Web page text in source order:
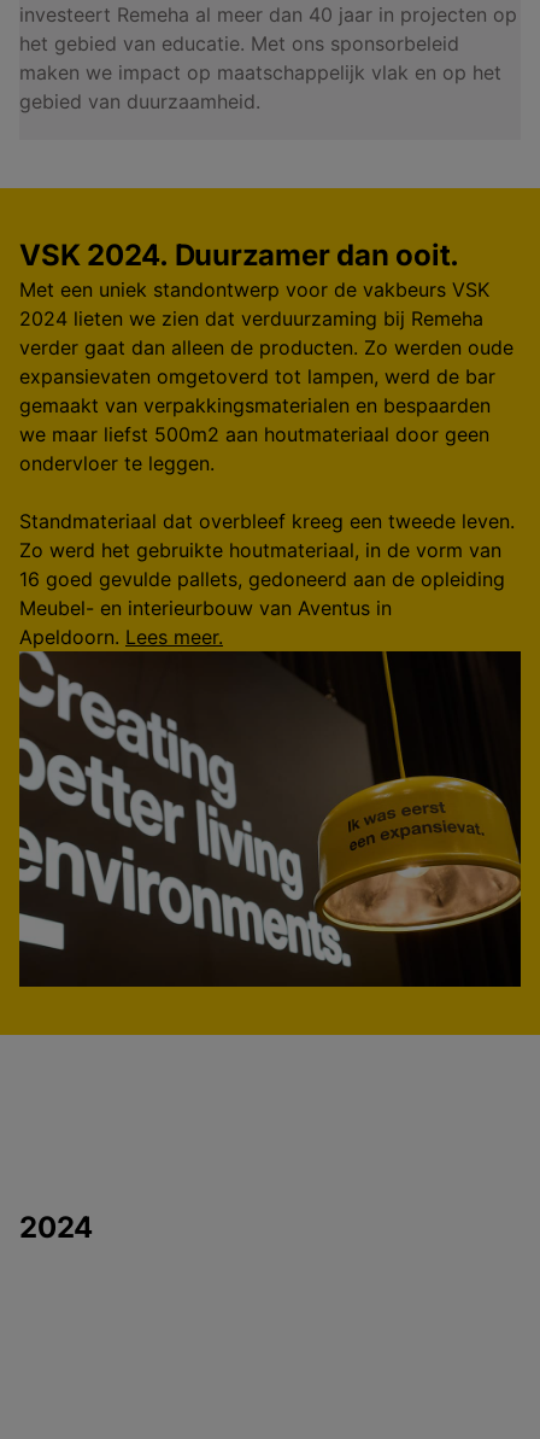
investeert Remeha al meer dan 40 jaar in projecten op
het gebied van educatie. Met ons sponsorbeleid
maken we impact op maatschappelijk vlak en op het
gebied van duurzaamheid.
VSK 2024. Duurzamer dan ooit.
Met een uniek standontwerp voor de vakbeurs VSK
2024 lieten we zien dat verduurzaming bij Remeha
verder gaat dan alleen de producten. Zo werden oude
expansievaten omgetoverd tot lampen, werd de bar
gemaakt van verpakkingsmaterialen en bespaarden
we maar liefst 500m2 aan houtmateriaal door geen
ondervloer te leggen.
Standmateriaal dat overbleef kreeg een tweede leven.
Zo werd het gebruikte houtmateriaal, in de vorm van
16 goed gevulde pallets, gedoneerd aan de opleiding
Meubel- en interieurbouw van Aventus in
Apeldoorn. Lees meer.
2024